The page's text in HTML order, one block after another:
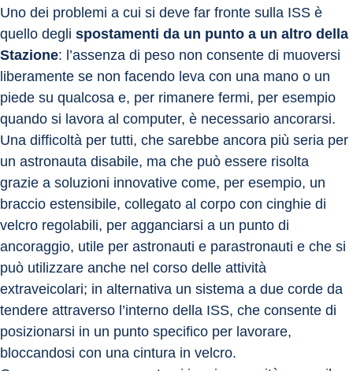
Uno dei problemi a cui si deve far fronte sulla ISS è
quello degli spostamenti da un punto a un altro della
Stazione: l’assenza di peso non consente di muoversi
liberamente se non facendo leva con una mano o un
piede su qualcosa e, per rimanere fermi, per esempio
quando si lavora al computer, è necessario ancorarsi.
Una difficoltà per tutti, che sarebbe ancora più seria per
un astronauta disabile, ma che può essere risolta
grazie a soluzioni innovative come, per esempio, un
braccio estensibile, collegato al corpo con cinghie di
velcro regolabili, per agganciarsi a un punto di
ancoraggio, utile per astronauti e parastronauti e che si
può utilizzare anche nel corso delle attività
extraveicolari; in alternativa un sistema a due corde da
tendere attraverso l’interno della ISS, che consente di
posizionarsi in un punto specifico per lavorare,
bloccandosi con una cintura in velcro.